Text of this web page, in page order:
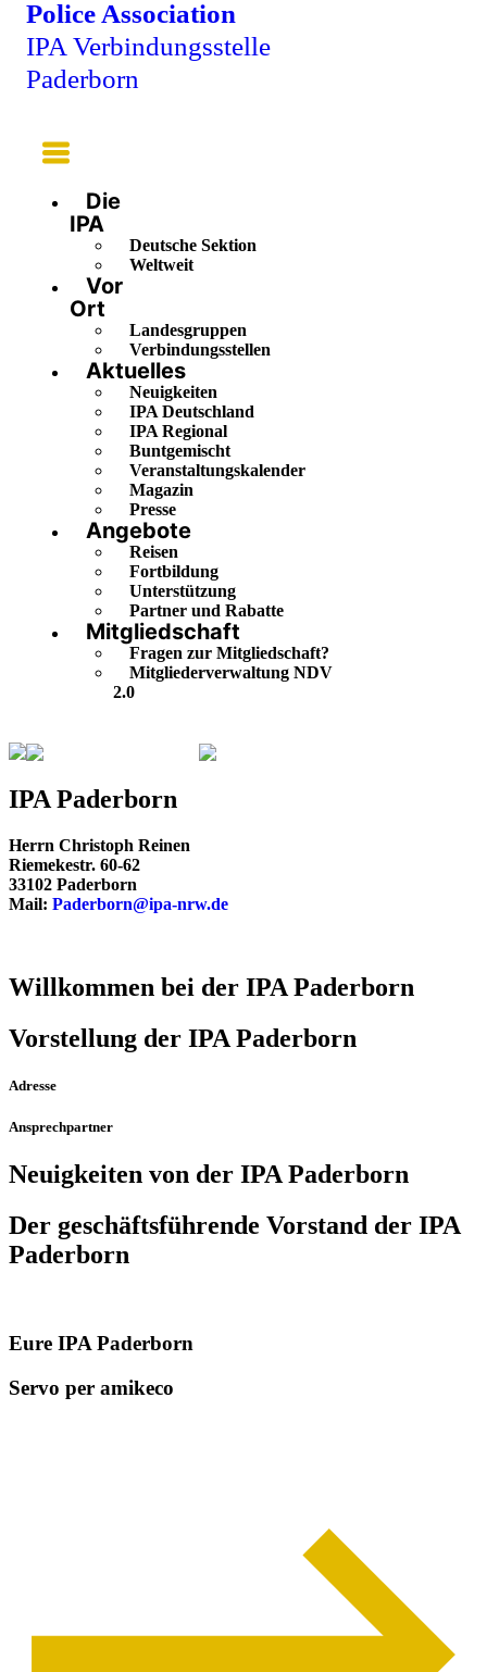
Police Association
IPA Verbindungsstelle
Paderborn
Main
Menu
Die
IPA
Deutsche Sektion
Weltweit
Vor
Ort
Landesgruppen
Verbindungsstellen
Aktuelles
Neuigkeiten
IPA Deutschland
IPA Regional
Buntgemischt
Veranstaltungskalender
Magazin
Presse
Angebote
Reisen
Fortbildung
Unterstützung
Partner und Rabatte
Mitgliedschaft
Fragen zur Mitgliedschaft?
Mitgliederverwaltung NDV
2.0
IPA Paderborn
Herrn Christoph Reinen
Riemekestr. 60-62
33102 Paderborn
Mail: Paderborn@ipa-nrw.de
Willkommen bei der IPA Paderborn
Vorstellung der IPA Paderborn
Adresse
Ansprechpartner
Neuigkeiten von der IPA Paderborn
Der geschäfts­führende Vorstand der IPA
Paderborn
Eure IPA Paderborn
Servo per amikeco